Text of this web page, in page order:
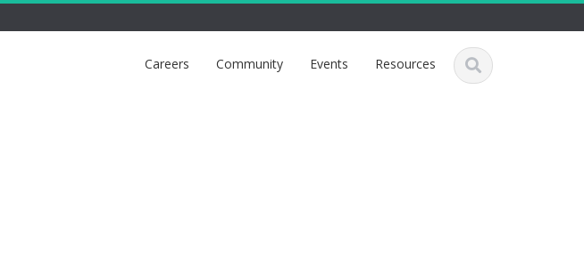
Careers Community Events Resources